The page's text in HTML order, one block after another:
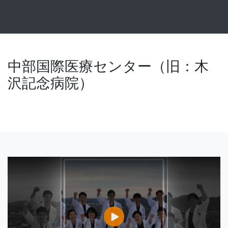
中部国際医療センター（旧：木
沢記念病院）